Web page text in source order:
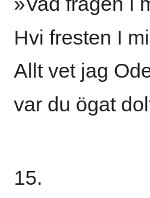
Hvi fresten I
Allt vet jag
var du ögat
15.